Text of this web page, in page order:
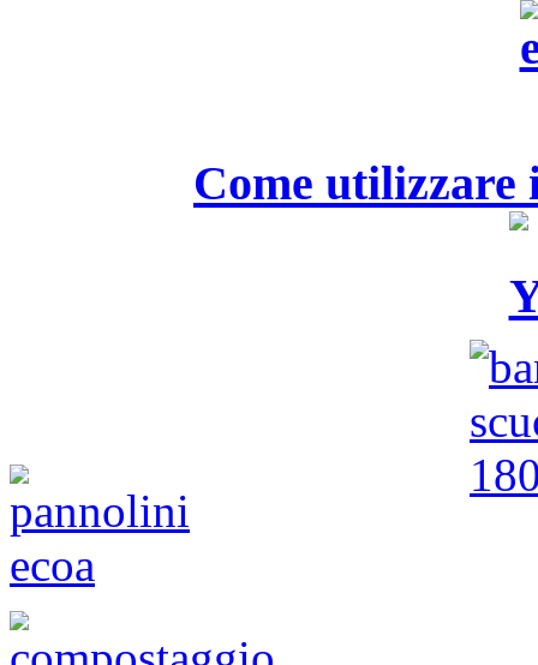
Come utilizzare